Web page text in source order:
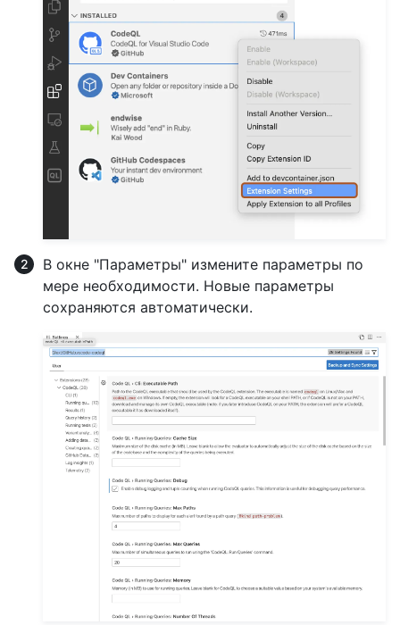
В окне "Параметры" измените параметры по
мере необходимости. Новые параметры
сохраняются автоматически.